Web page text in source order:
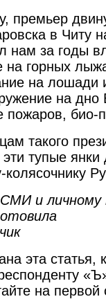
премьер
в Читу
нам за годы
на горных
на лошади
на
пожаров,
такого
тупые янки
и личному
эта статья,
на